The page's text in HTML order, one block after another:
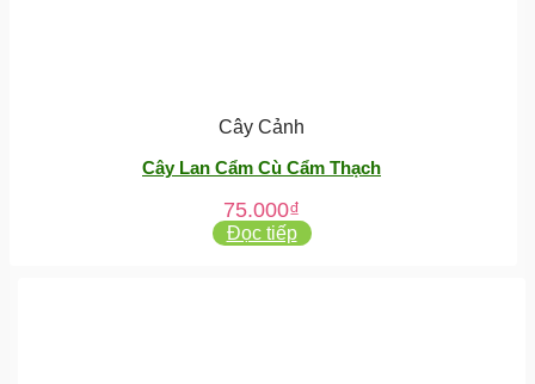
Cây Cảnh
Cây Lan Cẩm Cù Cẩm Thạch
75.000₫
Đọc tiếp